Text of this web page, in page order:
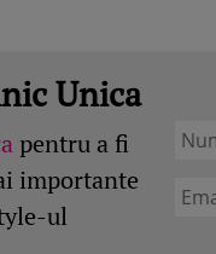
Unica
pentru a fi
importante
ul